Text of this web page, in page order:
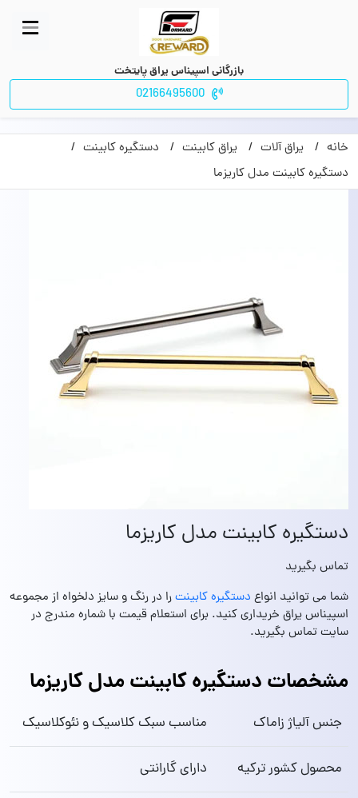
بازرگانی اسپیناس یراق پایتخت
02166495600
خانه یراق آلات یراق کابینت
دستگیره کابینت
دستگیره کابینت مدل کاریزما
دستگیره کابینت مدل کاریزما
تماس بگیرید
شما می توانید انواع دستگیره کابینترا در رنگ و سایز دلخواه از مجموعه
اسپیناس یراق خریداری کنید. برای استعلام قیمت با شماره مندرج در
سایت تماس بگیرید.
مشخصات دستگیره کابینت مدل کاریزما
جنس آلیاژ زاماک مناسب سبک کلاسیک و نئوکلاسیک
محصول کشور ترکیه دارای گارانتی